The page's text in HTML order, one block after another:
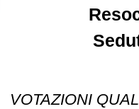
VOTAZIONI